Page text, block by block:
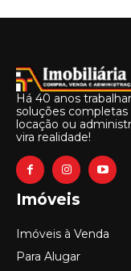
Há 40 anos
soluções completas
locação ou
vira realidade!
Imóveis
Imóveis à Venda
Para Alugar